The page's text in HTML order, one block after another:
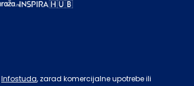
Infostuda, zarad komercijalne upotrebe ili